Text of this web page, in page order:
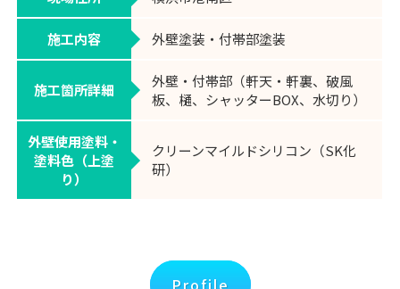
施工内容 外壁塗装・付帯部塗装
施工箇所詳細
外壁・付帯部（軒天・軒裏、破風
板、樋、シャッターBOX、水切り）
外壁使用塗料・
塗料色（上塗
り）
クリーンマイルドシリコン（SK化
研）